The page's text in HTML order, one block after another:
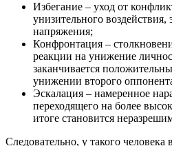
Избегание – уход от
унизительного
напряжения;
Конфронтация –
реакции на унижение
заканчивается
унижении второго
Эскалация – намеренное
переходящего на более
итоге становится
Следовательно, у такого